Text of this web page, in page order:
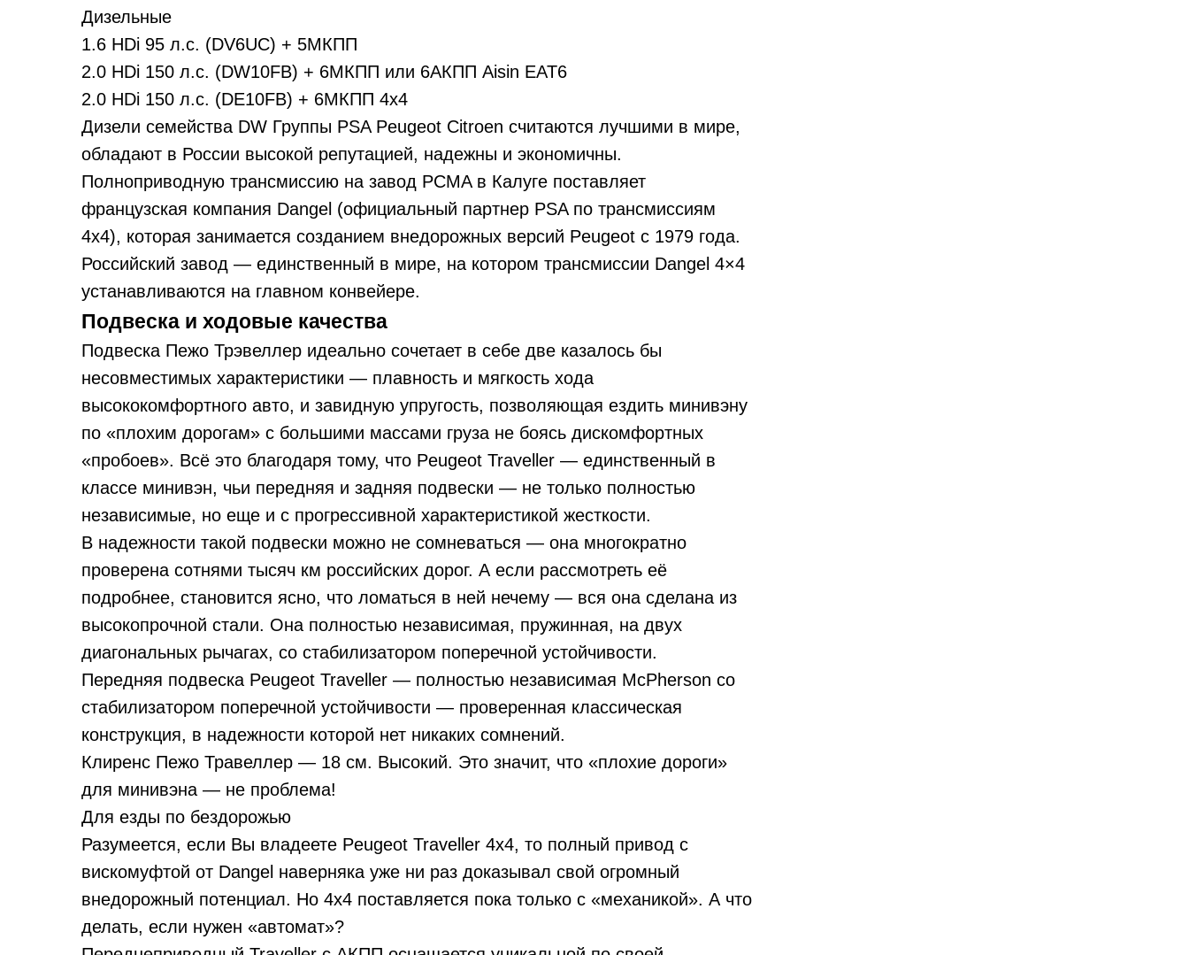
Дизельные
1.6 HDi 95 л.с. (DV6UC) + 5МКПП
2.0 HDi 150 л.с. (DW10FB) + 6МКПП или 6АКПП Aisin EAT6
2.0 HDi 150 л.с. (DE10FB) + 6МКПП 4х4
Дизели семейства DW Группы PSA Peugeot Citroen считаются лучшими в мире,
обладают в России высокой репутацией, надежны и экономичны.
Полноприводную трансмиссию на завод PCMA в Калуге поставляет
французская компания Dangel (официальный партнер PSA по трансмиссиям
4х4), которая занимается созданием внедорожных версий Peugeot с 1979 года.
Российский завод — единственный в мире, на котором трансмиссии Dangel 4×4
устанавливаются на главном конвейере.
Подвеска и ходовые качества
Подвеска Пежо Трэвеллер идеально сочетает в себе две казалось бы
несовместимых характеристики — плавность и мягкость хода
высококомфортного авто, и завидную упругость, позволяющая ездить минивэну
по «плохим дорогам» с большими массами груза не боясь дискомфортных
«пробоев». Всё это благодаря тому, что Peugeot Traveller — единственный в
классе минивэн, чьи передняя и задняя подвески — не только полностью
независимые, но еще и с прогрессивной характеристикой жесткости.
В надежности такой подвески можно не сомневаться — она многократно
проверена сотнями тысяч км российских дорог. А если рассмотреть её
подробнее, становится ясно, что ломаться в ней нечему — вся она сделана из
высокопрочной стали. Она полностью независимая, пружинная, на двух
диагональных рычагах, со стабилизатором поперечной устойчивости.
Передняя подвеска Peugeot Traveller — полностью независимая McPherson со
стабилизатором поперечной устойчивости — проверенная классическая
конструкция, в надежности которой нет никаких сомнений.
Клиренс Пежо Травеллер — 18 см. Высокий. Это значит, что «плохие дороги»
для минивэна — не проблема!
Для езды по бездорожью
Разумеется, если Вы владеете Peugeot Traveller 4х4, то полный привод с
вискомуфтой от Dangel наверняка уже ни раз доказывал свой огромный
внедорожный потенциал. Но 4х4 поставляется пока только с «механикой». А что
делать, если нужен «автомат»?